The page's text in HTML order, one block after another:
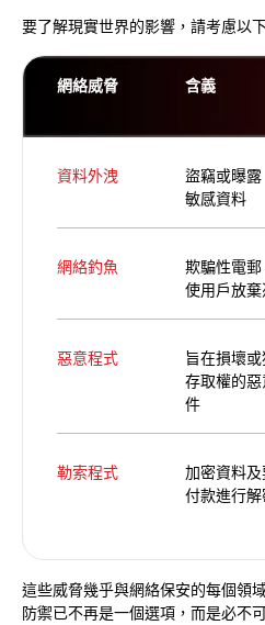
要了解現實世界的影響，請考慮以
網絡威脅 含義
資料外洩
盜竊或曝露
敏感資料
網絡釣魚
欺騙性電
使用戶放
惡意程式
旨在損壞
存取權的
件
勒索程式
加密資料
付款進行
這些威脅幾乎與網絡保安的每個領
防禦已不再是一個選項，而是必不